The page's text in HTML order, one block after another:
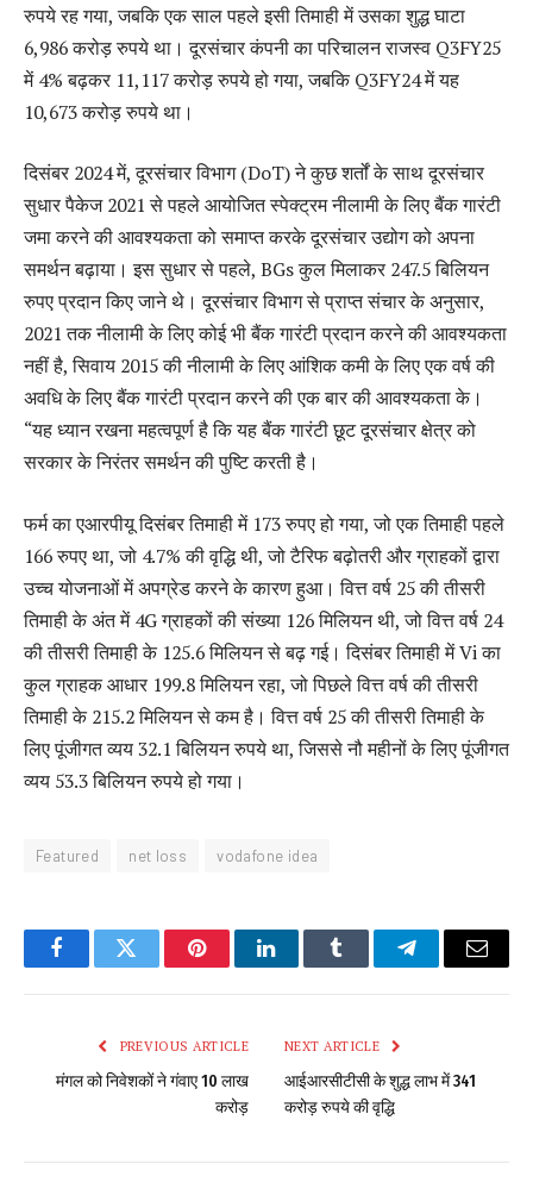
रुपये रह गया, जबकि एक साल पहले इसी तिमाही में उसका शुद्ध घाटा
6,986 करोड़ रुपये था। दूरसंचार कंपनी का परिचालन राजस्व Q3FY25
में 4% बढ़कर 11,117 करोड़ रुपये हो गया, जबकि Q3FY24 में यह
10,673 करोड़ रुपये था।
दिसंबर 2024 में, दूरसंचार विभाग (DoT) ने कुछ शर्तों के साथ दूरसंचार
सुधार पैकेज 2021 से पहले आयोजित स्पेक्ट्रम नीलामी के लिए बैंक गारंटी
जमा करने की आवश्यकता को समाप्त करके दूरसंचार उद्योग को अपना
समर्थन बढ़ाया। इस सुधार से पहले, BGs कुल मिलाकर 247.5 बिलियन
रुपए प्रदान किए जाने थे। दूरसंचार विभाग से प्राप्त संचार के अनुसार,
2021 तक नीलामी के लिए कोई भी बैंक गारंटी प्रदान करने की आवश्यकता
नहीं है, सिवाय 2015 की नीलामी के लिए आंशिक कमी के लिए एक वर्ष की
अवधि के लिए बैंक गारंटी प्रदान करने की एक बार की आवश्यकता के।
“यह ध्यान रखना महत्वपूर्ण है कि यह बैंक गारंटी छूट दूरसंचार क्षेत्र को
सरकार के निरंतर समर्थन की पुष्टि करती है।
फर्म का एआरपीयू दिसंबर तिमाही में 173 रुपए हो गया, जो एक तिमाही पहले
166 रुपए था, जो 4.7% की वृद्धि थी, जो टैरिफ बढ़ोतरी और ग्राहकों द्वारा
उच्च योजनाओं में अपग्रेड करने के कारण हुआ। वित्त वर्ष 25 की तीसरी
तिमाही के अंत में 4G ग्राहकों की संख्या 126 मिलियन थी, जो वित्त वर्ष 24
की तीसरी तिमाही के 125.6 मिलियन से बढ़ गई। दिसंबर तिमाही में Vi का
कुल ग्राहक आधार 199.8 मिलियन रहा, जो पिछले वित्त वर्ष की तीसरी
तिमाही के 215.2 मिलियन से कम है। वित्त वर्ष 25 की तीसरी तिमाही के
लिए पूंजीगत व्यय 32.1 बिलियन रुपये था, जिससे नौ महीनों के लिए पूंजीगत
व्यय 53.3 बिलियन रुपये हो गया।
Featured net loss vodafone idea
FacebookTwitter PinterestLinkedInTumblr TelegramEmail
PREVIOUS ARTICLE
मंगल को निवेशकों ने गंवाए 10 लाख
करोड़
NEXT ARTICLE
आईआरसीटीसी के शुद्ध लाभ में 341
करोड़ रुपये की वृद्धि